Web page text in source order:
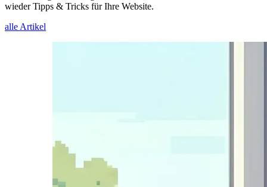
wieder Tipps & Tricks für Ihre Website.
alle Artikel